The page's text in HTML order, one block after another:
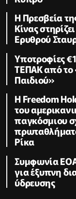
Η Πρεσβεία
Κίνας
Ερυθρού
Υποτροφίες
ΤΕΠΑΚ από το
Παιδιού»
Η Freedom
του
παγκόσμιου
Ρίκα
Συμφωνία
για έξυπνη
ύδρευσης